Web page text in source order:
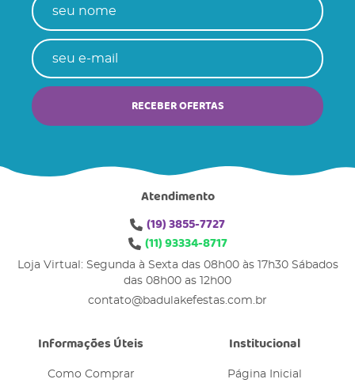
RECEBER OFERTAS
Atendimento
(19)3855-7727
(11)93334-8717
Loja Virtual: Segunda à Sexta das 08h00 às 17h30 Sábados
das 08h00 as 12h00
contato@badulakefestas.com.br
Informações Úteis
Como Comprar
Institucional
Página Inicial